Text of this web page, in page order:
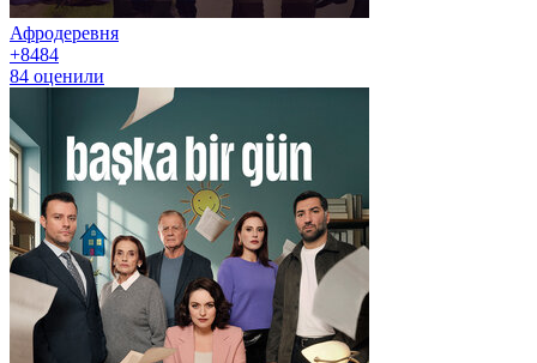
Афродеревня
+8484
84 оценили